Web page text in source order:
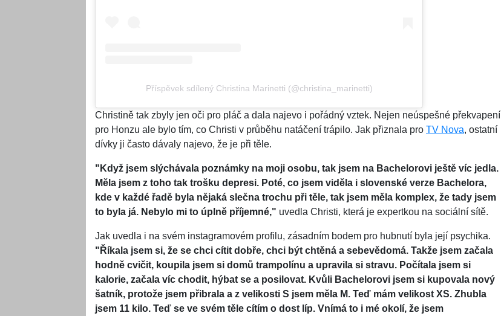
Příspěvek sdílený Christina Marinetti (@christina_marinetti)
Christině tak zbyly jen oči pro pláč a dala najevo i pořádný vztek. Nejen neúspešné překvapení
pro Honzu ale bylo tím, co Christi v průběhu natáčení trápilo. Jak přiznala pro TV Nova, ostatní
dívky ji často dávaly najevo, že je při těle.
"Když jsem slýchávala poznámky na moji osobu, tak jsem na Bachelorovi ještě víc jedla.
Měla jsem z toho tak trošku depresi. Poté, co jsem viděla i slovenské verze Bachelora,
kde v každé řadě byla nějaká slečna trochu při těle, tak jsem měla komplex, že tady jsem
to byla já. Nebylo mi to úplně příjemné," uvedla Christi, která je expertkou na sociální sítě.
Jak uvedla i na svém instagramovém profilu, zásadním bodem pro hubnutí byla její psychika.
"Říkala jsem si, že se chci cítit dobře, chci být chtěná a sebevědomá. Takže jsem začala
hodně cvičit, koupila jsem si domů trampolínu a upravila si stravu. Počítala jsem si
kalorie, začala víc chodit, hýbat se a posilovat. Kvůli Bachelorovi jsem si kupovala nový
šatník, protože jsem přibrala a z velikosti S jsem měla M. Teď mám velikost XS. Zhubla
jsem 11 kilo. Teď se ve svém těle cítím o dost líp. Vnímá to i mé okolí, že jsem